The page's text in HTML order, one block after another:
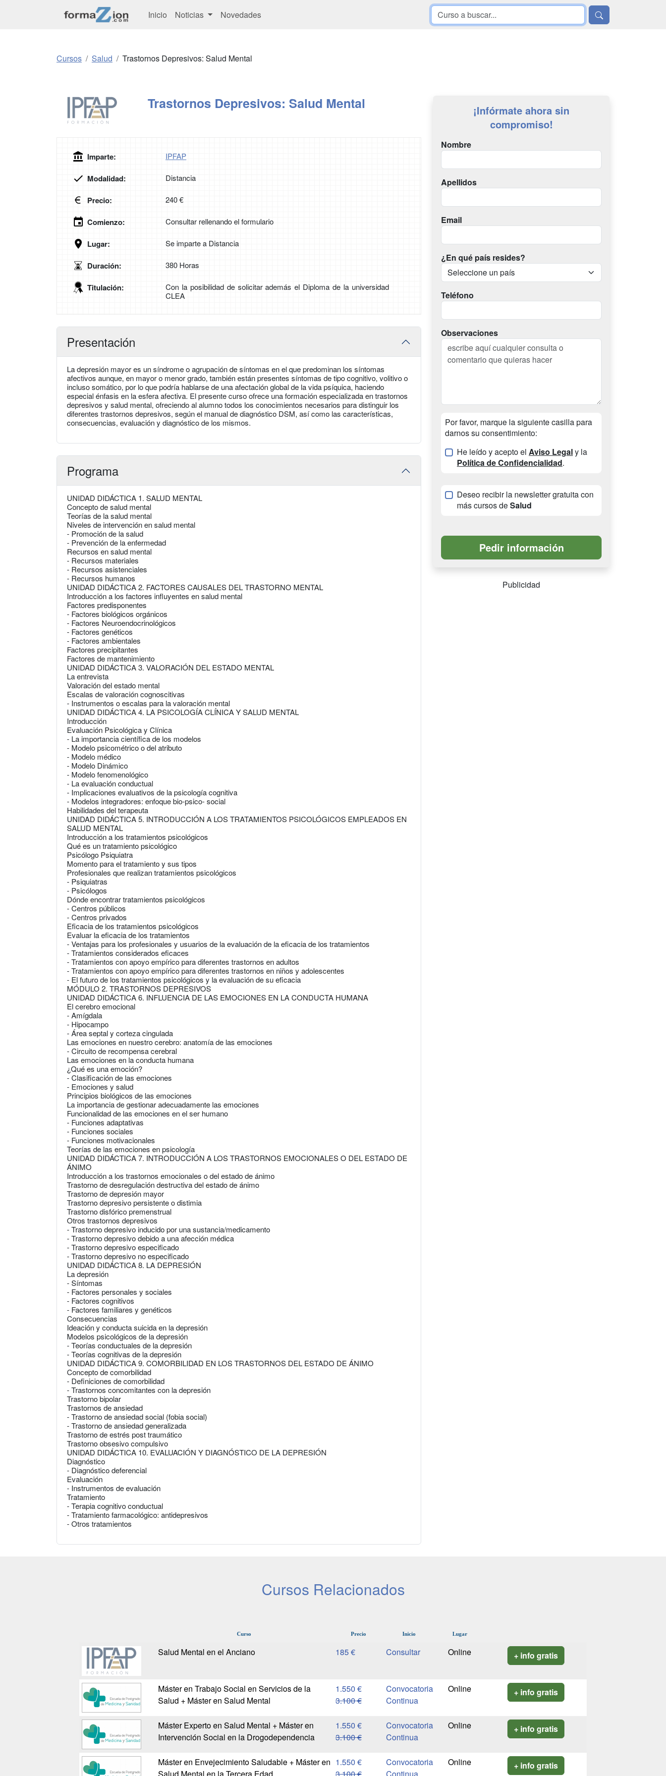
Inicio Noticias Novedades
Cursos Salud Trastornos Depresivos: Salud Mental
Trastornos Depresivos: Salud Mental
Imparte: IPFAP
Modalidad: Distancia
Precio: 240 €
Comienzo: Consultar rellenando el formulario
Lugar: Se imparte a Distancia
Duración: 380 Horas
Titulación:
Con la posibilidad de solicitar además el Diploma de la universidad
CLEA
Presentación
La depresión mayor es un síndrome o agrupación de síntomas en el que predominan los síntomas
afectivos aunque, en mayor o menor grado, también están presentes síntomas de tipo cognitivo, volitivo o
incluso somático, por lo que podría hablarse de una afectación global de la vida psíquica, haciendo
especial énfasis en la esfera afectiva. El presente curso ofrece una formación especializada en trastornos
depresivos y salud mental, ofreciendo al alumno todos los conocimientos necesarios para distinguir los
diferentes trastornos depresivos, según el manual de diagnóstico DSM, así como las características,
consecuencias, evaluación y diagnóstico de los mismos.
Programa
UNIDAD DIDÁCTICA 1. SALUD MENTAL
Concepto de salud mental
Teorías de la salud mental
Niveles de intervención en salud mental
- Promoción de la salud
- Prevención de la enfermedad
Recursos en salud mental
- Recursos materiales
- Recursos asistenciales
- Recursos humanos
UNIDAD DIDÁCTICA 2. FACTORES CAUSALES DEL TRASTORNO MENTAL
Introducción a los factores influyentes en salud mental
Factores predisponentes
- Factores biológicos orgánicos
- Factores Neuroendocrinológicos
- Factores genéticos
- Factores ambientales
Factores precipitantes
Factores de mantenimiento
UNIDAD DIDÁCTICA 3. VALORACIÓN DEL ESTADO MENTAL
La entrevista
Valoración del estado mental
Escalas de valoración cognoscitivas
- Instrumentos o escalas para la valoración mental
UNIDAD DIDÁCTICA 4. LA PSICOLOGÍA CLÍNICA Y SALUD MENTAL
Introducción
Evaluación Psicológica y Clínica
- La importancia científica de los modelos
- Modelo psicométrico o del atributo
- Modelo médico
- Modelo Dinámico
- Modelo fenomenológico
- La evaluación conductual
- Implicaciones evaluativos de la psicología cognitiva
- Modelos integradores: enfoque bio-psico- social
Habilidades del terapeuta
UNIDAD DIDÁCTICA 5. INTRODUCCIÓN A LOS TRATAMIENTOS PSICOLÓGICOS EMPLEADOS EN
SALUD MENTAL
Introducción a los tratamientos psicológicos
Qué es un tratamiento psicológico
Psicólogo Psiquiatra
Momento para el tratamiento y sus tipos
Profesionales que realizan tratamientos psicológicos
- Psiquiatras
- Psicólogos
Dónde encontrar tratamientos psicológicos
- Centros públicos
- Centros privados
Eficacia de los tratamientos psicológicos
Evaluar la eficacia de los tratamientos
- Ventajas para los profesionales y usuarios de la evaluación de la eficacia de los tratamientos
- Tratamientos considerados eficaces
- Tratamientos con apoyo empírico para diferentes trastornos en adultos
- Tratamientos con apoyo empírico para diferentes trastornos en niños y adolescentes
- El futuro de los tratamientos psicológicos y la evaluación de su eficacia
MÓDULO 2. TRASTORNOS DEPRESIVOS
UNIDAD DIDÁCTICA 6. INFLUENCIA DE LAS EMOCIONES EN LA CONDUCTA HUMANA
El cerebro emocional
- Amígdala
- Hipocampo
- Área septal y corteza cingulada
Las emociones en nuestro cerebro: anatomía de las emociones
- Circuito de recompensa cerebral
Las emociones en la conducta humana
¿Qué es una emoción?
- Clasificación de las emociones
- Emociones y salud
Principios biológicos de las emociones
La importancia de gestionar adecuadamente las emociones
Funcionalidad de las emociones en el ser humano
- Funciones adaptativas
- Funciones sociales
- Funciones motivacionales
Teorías de las emociones en psicología
UNIDAD DIDÁCTICA 7. INTRODUCCIÓN A LOS TRASTORNOS EMOCIONALES O DEL ESTADO DE
ÁNIMO
Introducción a los trastornos emocionales o del estado de ánimo
Trastorno de desregulación destructiva del estado de ánimo
Trastorno de depresión mayor
Trastorno depresivo persistente o distimia
Trastorno disfórico premenstrual
Otros trastornos depresivos
- Trastorno depresivo inducido por una sustancia/medicamento
- Trastorno depresivo debido a una afección médica
- Trastorno depresivo especificado
- Trastorno depresivo no especificado
UNIDAD DIDÁCTICA 8. LA DEPRESIÓN
La depresión
- Síntomas
- Factores personales y sociales
- Factores cognitivos
- Factores familiares y genéticos
Consecuencias
Ideación y conducta suicida en la depresión
Modelos psicológicos de la depresión
- Teorías conductuales de la depresión
- Teorías cognitivas de la depresión
UNIDAD DIDÁCTICA 9. COMORBILIDAD EN LOS TRASTORNOS DEL ESTADO DE ÁNIMO
Concepto de comorbilidad
- Definiciones de comorbilidad
- Trastornos concomitantes con la depresión
Trastorno bipolar
Trastornos de ansiedad
- Trastorno de ansiedad social (fobia social)
- Trastorno de ansiedad generalizada
Trastorno de estrés post traumático
Trastorno obsesivo compulsivo
UNIDAD DIDÁCTICA 10. EVALUACIÓN Y DIAGNÓSTICO DE LA DEPRESIÓN
Diagnóstico
- Diagnóstico deferencial
Evaluación
- Instrumentos de evaluación
Tratamiento
- Terapia cognitivo conductual
- Tratamiento farmacológico: antidepresivos
- Otros tratamientos
¡Infórmate ahora sin
compromiso!
Nombre
Apellidos
Email
¿En qué país resides?
Teléfono
Observaciones
Por favor, marque la siguiente casilla para
darnos su consentimiento:
He leído y acepto el Aviso Legaly la
Política de Confidencialidad.
Deseo recibir la newsletter gratuita con
más cursos deSalud
Publicidad
Cursos Relacionados
Curso Precio Inicio Lugar
Salud Mental en el Anciano 185 € Online + info gratis
Máster en Trabajo Social en Servicios de la
Salud + Máster en Salud Mental
1.550 €
3.100 €
Convocatoria
Continua
Online + info gratis
Máster Experto en Salud Mental + Máster en
Intervención Social en la Drogodependencia
1.550 €
3.100 €
Convocatoria
Continua
Online + info gratis
Máster en Envejecimiento Saludable + Máster en 1.550 €
Convocatoria
Online + info gratis